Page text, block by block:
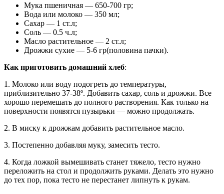
Мука пшеничная — 650-700 гр;
Вода или молоко — 350 мл;
Сахар — 1 ст.л;
Соль — 0.5 ч.л;
Масло растительное — 2 ст.л;
Дрожжи сухие — 5-6 гр(половина пачки).
Как приготовить домашний хлеб:
1. Молоко или воду подогреть до температуры,
приблизительно 37-38º. Добавить сахар, соль и дрожжи. Все
хорошо перемешать до полного растворения. Как только на
поверхности появятся пузырьки — можно продолжать.
2. В миску к дрожжам добавить растительное масло.
3. Постепенно добавляя муку, замесить тесто.
4. Когда ложкой вымешивать станет тяжело, тесто нужно
переложить на стол и продолжить руками. Делать это нужно
до тех пор, пока тесто не перестанет липнуть к рукам.